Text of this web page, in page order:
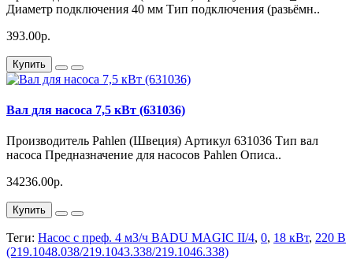
Диаметр подключения 40 мм Тип подключения (разьёмн..
393.00р.
Купить
Вал для насоса 7,5 кВт (631036)
Производитель Pahlen (Швеция) Артикул 631036 Тип вал
насоса Предназначение для насосов Рahlen Описа..
34236.00р.
Купить
Теги: Насос с преф. 4 м3/ч BADU MAGIC II/4, 0, 18 кВт, 220 В
(219.1048.038/219.1043.338/219.1046.338)